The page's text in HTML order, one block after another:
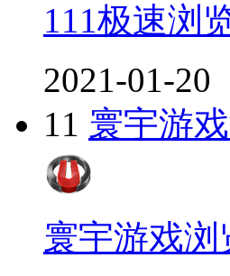
111极速浏
2021-01-20
11 寰宇游
寰宇游戏浏